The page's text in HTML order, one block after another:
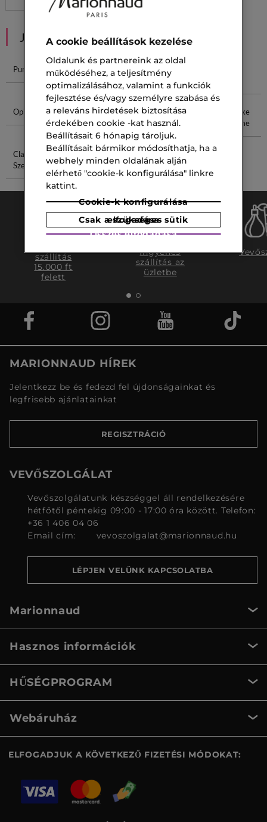
JAVASOLT NEKED
Pure Golden
Lattafa
Parfüm
Moschino
Parfüm
Parfüm
Opium Parfüm
Vaníliás
Parfüm
Guerlain
Ecset
Issey Miyake
Pour Homme
Clarins
Szemek
L'Eau D'Issey
szállítás
15.000 ft
felett
Ingyenes
szállítás az
üzletbe
MARIONNAUD HÍREK
Jelentkezz be és fedezd fel újdonságainkat és
legfrisebb ajánlatainkat
REGISZTRÁCIÓ
VEVŐSZOLGÁLAT
Vevőszolgálatunk készséggel áll rendelkezésére
hétfőtől péntekig 09:00 - 17:00 óra között. Telefon:
+36 1 406 04 06
Email cím:
vevoszolgalat@marionnaud.hu
LÉPJEN VELÜNK KAPCSOLATBA
Marionnaud
Hasznos információk
HŰSÉGPROGRAM
Webáruház
ELFOGADJUK A KÖVETKEZŐ FIZETÉSI MÓDOKAT:
A cookie beállítások kezelése
Oldalunk és partnereink az oldal
működéséhez, a teljesítmény
optimalizálásához, valamint a funkciók
fejlesztése és/vagy személyre szabása és
a releváns hirdetések biztosítása
érdekében cookie -kat használ.
Beállításait 6 hónapig tároljuk.
Beállításait bármikor módosíthatja, ha a
webhely minden oldalának alján
elérhető "cookie-k konfigurálása" linkre
kattint.
Cookie-k konfigurálása
Csak a szükséges sütik elfogadása
Összes elfogadása